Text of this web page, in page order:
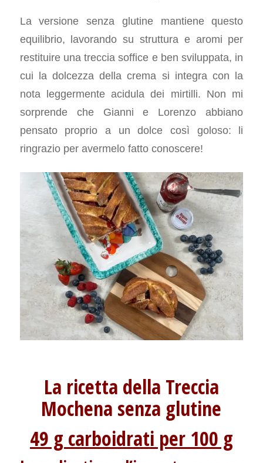
La versione senza glutine mantiene questo
equilibrio, lavorando su struttura e aromi per
restituire una treccia soffice e ben sviluppata, in
cui la dolcezza della crema si integra con la
nota leggermente acidula dei mirtilli. Non mi
sorprende che Gianni e Lorenzo abbiano
pensato proprio a un dolce così goloso: li
ringrazio per avermelo fatto conoscere!
La ricetta della Treccia
Mochena senza glutine
49 g carboidrati per 100 g